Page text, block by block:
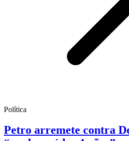
Política
Petro arremete contra